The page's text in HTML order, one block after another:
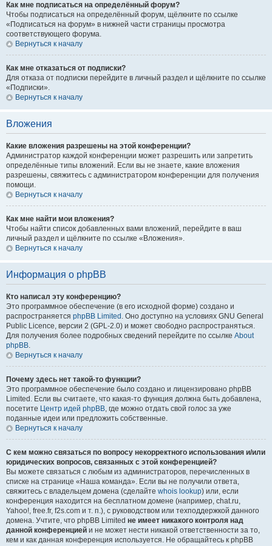
Как мне подписаться на определённый форум?
Чтобы подписаться на определённый форум, щёлкните по ссылке
«Подписаться на форум» в нижней части страницы просмотра
соответствующего форума.
Вернуться к началу
Как мне отказаться от подписки?
Для отказа от подписки перейдите в личный раздел и щёлкните по ссылке
«Подписки».
Вернуться к началу
Вложения
Какие вложения разрешены на этой конференции?
Администратор каждой конференции может разрешить или запретить
определённые типы вложений. Если вы не знаете, какие вложения
разрешены, свяжитесь с администратором конференции для получения
помощи.
Вернуться к началу
Как мне найти мои вложения?
Чтобы найти список добавленных вами вложений, перейдите в ваш
личный раздел и щёлкните по ссылке «Вложения».
Вернуться к началу
Информация о phpBB
Кто написал эту конференцию?
Это программное обеспечение (в его исходной форме) создано и
распространяется phpBB Limited . Оно доступно на условиях GNU General
Public Licence, версии 2 (GPL-2.0) и может свободно распространяться.
Для получения более подробных сведений перейдите по ссылке About
phpBB.
Вернуться к началу
Почему здесь нет такой-то функции?
Это программное обеспечение было создано и лицензировано phpBB
Limited. Если вы считаете, что какая-то функция должна быть добавлена,
посетите Центр идей phpBB, где можно отдать свой голос за уже
поданные идеи или предложить собственные.
Вернуться к началу
С кем можно связаться по вопросу некорректного использования и/или
юридических вопросов, связанных с этой конференцией?
Вы можете связаться с любым из администраторов, перечисленных в
списке на странице «Наша команда». Если вы не получили ответа,
свяжитесь с владельцем домена (сделайте whois lookup) или, если
конференция находится на бесплатном домене (например, chat.ru,
Yahoo!, free.fr, f2s.com и т. п.), с руководством или техподдержкой данного
домена. Учтите, что phpBB Limited не имеет никакого контроля над
данной конференцией и не может нести никакой ответственности за то,
кем и как данная конференция используется. Не обращайтесь к phpBB